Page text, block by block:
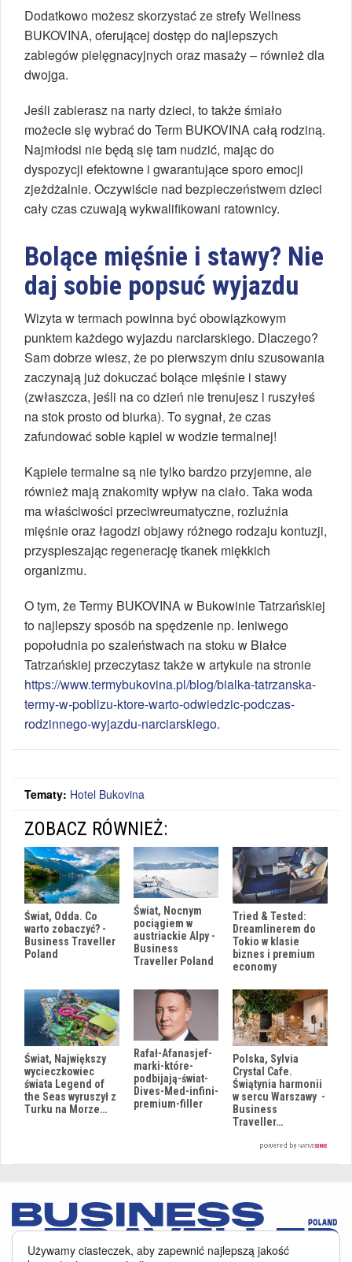
Dodatkowo możesz skorzystać ze strefy Wellness
BUKOVINA, oferującej dostęp do najlepszych
zabiegów pielęgnacyjnych oraz masaży – również dla
dwojga.
Jeśli zabierasz na narty dzieci, to także śmiało
możecie się wybrać do Term BUKOVINA całą rodziną.
Najmłodsi nie będą się tam nudzić, mając do
dyspozycji efektowne i gwarantujące sporo emocji
zjeżdżalnie. Oczywiście nad bezpieczeństwem dzieci
cały czas czuwają wykwalifikowani ratownicy.
Bolące mięśnie i stawy? Nie
daj sobie popsuć wyjazdu
Wizyta w termach powinna być obowiązkowym
punktem każdego wyjazdu narciarskiego. Dlaczego?
Sam dobrze wiesz, że po pierwszym dniu szusowania
zaczynają już dokuczać bolące mięśnie i stawy
(zwłaszcza, jeśli na co dzień nie trenujesz i ruszyłeś
na stok prosto od biurka). To sygnał, że czas
zafundować sobie kąpiel w wodzie termalnej!
Kąpiele termalne są nie tylko bardzo przyjemne, ale
również mają znakomity wpływ na ciało. Taka woda
ma właściwości przeciwreumatyczne, rozluźnia
mięśnie oraz łagodzi objawy różnego rodzaju kontuzji,
przyspieszając regenerację tkanek miękkich
organizmu.
O tym, że Termy BUKOVINA w Bukowinie Tatrzańskiej
to najlepszy sposób na spędzenie np. leniwego
popołudnia po szaleństwach na stoku w Białce
Tatrzańskiej przeczytasz także w artykule na stronie
https://www.termybukovina.pl/blog/bialka-tatrzanska-
termy-w-poblizu-ktore-warto-odwiedzic-podczas-
rodzinnego-wyjazdu-narciarskiego.
Tematy: Hotel Bukovina
ZOBACZ RÓWNIEŻ:
Świat, Odda. Co
warto zobaczyć? -
Business Traveller
Poland
Świat, Nocnym
pociągiem w
austriackie Alpy -
Business
Traveller Poland
Tried & Tested:
Dreamlinerem do
Tokio w klasie
biznes i premium
economy
Świat, Największy
wycieczkowiec
świata Legend of
the Seas wyruszył z
Turku na Morze…
Rafał-Afanasjef-
marki-które-
podbijają-świat-
Dives-Med-infini-
premium-filler
Polska, Sylvia
Crystal Cafe.
Świątynia harmonii
w sercu Warszawy -
Business
Traveller…
Używamy ciasteczek, aby zapewnić najlepszą jakość